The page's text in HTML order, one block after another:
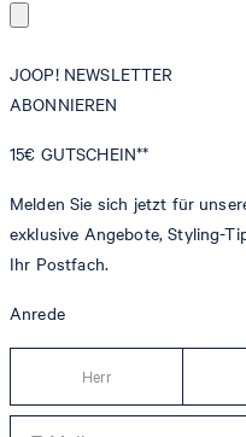
JOOP! NEWSLETTER
ABONNIEREN
15€ GUTSCHEIN**
Melden Sie sich jetzt für
exklusive Angebote, Styling-
Ihr Postfach.
Anrede
Herr